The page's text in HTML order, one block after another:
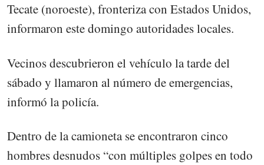
Tecate (noroeste), fronteriza con Estados Unidos,
informaron este domingo autoridades locales.
Vecinos descubrieron el vehículo la tarde del
sábado y llamaron al número de emergencias,
informó la policía.
Dentro de la camioneta se encontraron cinco
hombres desnudos “con múltiples golpes en todo